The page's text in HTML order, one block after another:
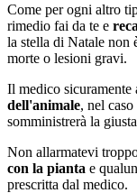
Come per ogni altro
rimedio fai da te e
la stella di Natale non
morte o lesioni gravi.
Il medico sicuramente
dell'animale, nel
somministrerà la
Non allarmatevi
con la pianta e
prescritta dal medico.